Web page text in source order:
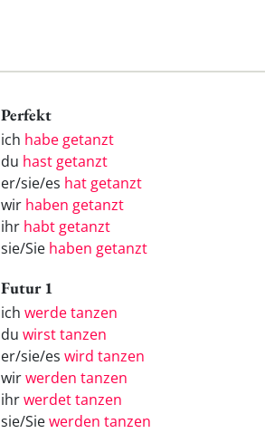
Perfekt
ich habe getanzt
du hast getanzt
er/sie/es hat getanzt
wir haben getanzt
ihr habt getanzt
sie/Sie haben getanzt
Futur 1
ich werde tanzen
du wirst tanzen
er/sie/es wird tanzen
wirwerden tanzen
ihrwerdet tanzen
sie/Siewerden tanzen